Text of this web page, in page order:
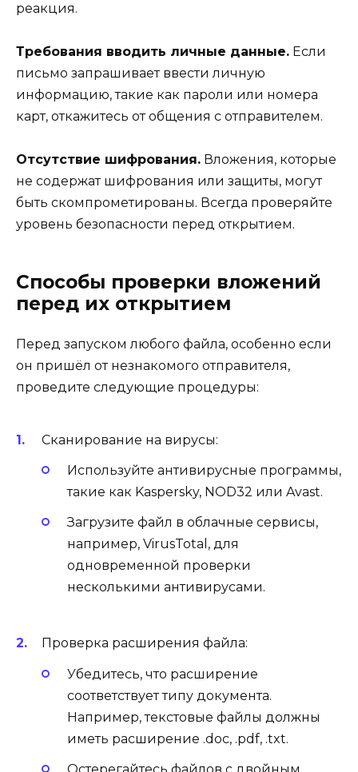
реакция.
Требования вводить личные данные. Если
письмо запрашивает ввести личную
информацию, такие как пароли или номера
карт, откажитесь от общения с отправителем.
Отсутствие шифрования. Вложения, которые
не содержат шифрования или защиты, могут
быть скомпрометированы. Всегда проверяйте
уровень безопасности перед открытием.
Способы проверки вложений
перед их открытием
Перед запуском любого файла, особенно если
он пришёл от незнакомого отправителя,
проведите следующие процедуры:
Сканирование на вирусы:
Используйте антивирусные программы,
такие как Kaspersky, NOD32 или Avast.
Загрузите файл в облачные сервисы,
например, VirusTotal, для
одновременной проверки
несколькими антивирусами.
Проверка расширения файла:
Убедитесь, что расширение
соответствует типу документа.
Например, текстовые файлы должны
иметь расширение .doc, .pdf, .txt.